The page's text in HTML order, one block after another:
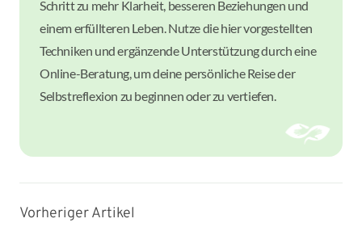
Schritt zu mehr Klarheit, besseren Beziehungen und
einem erfüllteren Leben. Nutze die hier vorgestellten
Techniken und ergänzende Unterstützung durch eine
Online-Beratung, um deine persönliche Reise der
Selbstreflexion zu beginnen oder zu vertiefen.
Vorheriger Artikel